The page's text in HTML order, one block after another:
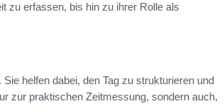
zu erfassen, bis hin zu ihrer Rolle als
helfen dabei, den Tag zu strukturieren und
zur praktischen Zeitmessung, sondern auch,